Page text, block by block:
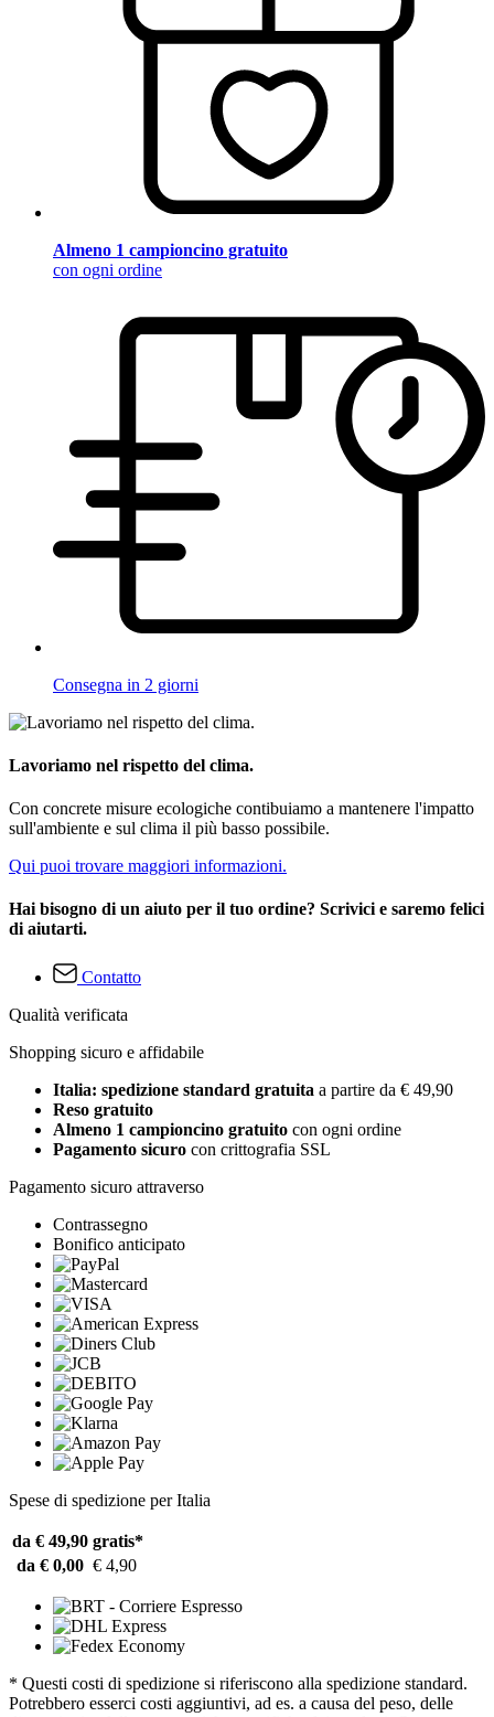
Almeno 1 campioncino gratuito
con ogni ordine
Consegna in 2 giorni
Lavoriamo nel rispetto del clima.
Con concrete misure ecologiche contibuiamo a mantenere l'impatto
sull'ambiente e sul clima il più basso possibile.
Qui puoi trovare maggiori informazioni.
Hai bisogno di un aiuto per il tuo ordine? Scrivici e saremo felici
di aiutarti.
Contatto
Qualità verificata
Shopping sicuro e affidabile
Italia: spedizione standard gratuita a partire da € 49,90
Reso gratuito
Almeno 1 campioncino gratuito con ogni ordine
Pagamento sicuro con crittografia SSL
Pagamento sicuro attraverso
Contrassegno
Bonifico anticipato
Spese di spedizione per Italia
da € 49,90 gratis*
da € 0,00 € 4,90
* Questi costi di spedizione si riferiscono alla spedizione standard.
Potrebbero esserci costi aggiuntivi, ad es. a causa del peso, delle